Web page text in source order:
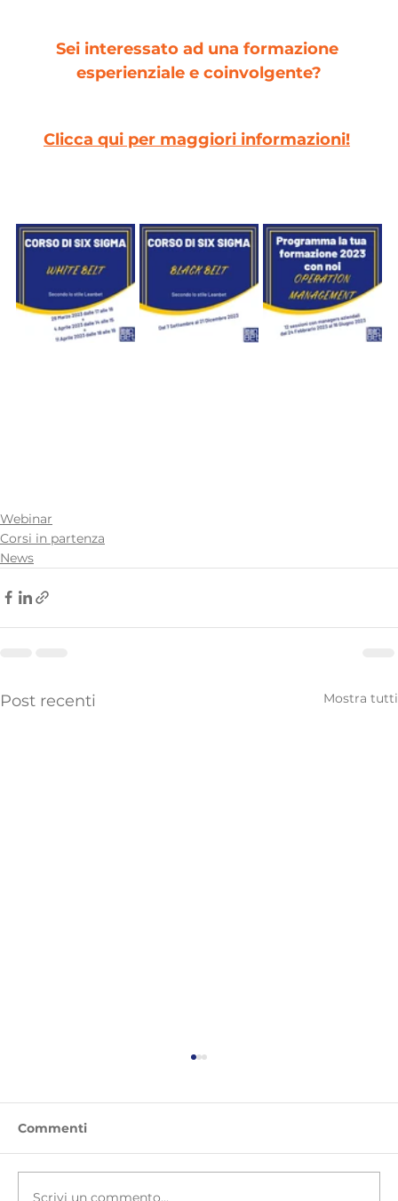
Sei interessato ad una formazione
esperienziale e coinvolgente?
Clicca qui per maggiori informazioni!
Webinar
Corsi in partenza
News
Post recenti Mostra tutti
Commenti
Scrivi un commento...